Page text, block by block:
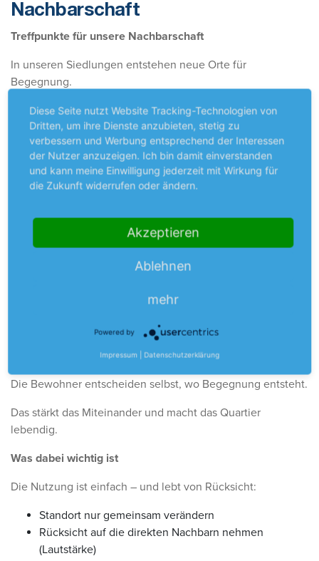
Nachbarschaft
Treffpunkte für unsere Nachbarschaft
In unseren Siedlungen entstehen neue Orte für
Begegnung.
Sitzen, Reden und Zusammensein.
Das Besondere:
Die Bänke haben keinen festen Platz.
Sie können innerhalb der Siedlung gemeinsam versetzt
Mal unter einem Baum, mal näher am Haus, mal dort, wo
: Die Sitzfläche lässt sich hochklappen.
Ein Quartier, das sich bewegt
Mit den mobilen Sitzgruppen geben wir bewusst
Die Bewohner entscheiden selbst, wo Begegnung entsteht.
Das stärkt das Miteinander und macht das Quartier
lebendig.
Was dabei wichtig ist
Die Nutzung ist einfach – und lebt von Rücksicht:
Standort nur gemeinsam verändern
Rücksicht auf die direkten Nachbarn nehmen
(Lautstärke)
Diese Seite nutzt Website Tracking-Technologien von
Dritten, um ihre Dienste anzubieten, stetig zu
verbessern und Werbung entsprechend der Interessen
der Nutzer anzuzeigen. Ich bin damit einverstanden
und kann meine Einwilligung jederzeit mit Wirkung für
die Zukunft widerrufen oder ändern.
Akzeptieren
Ablehnen
mehr
Powered by
Impressum Datenschutzerklärung